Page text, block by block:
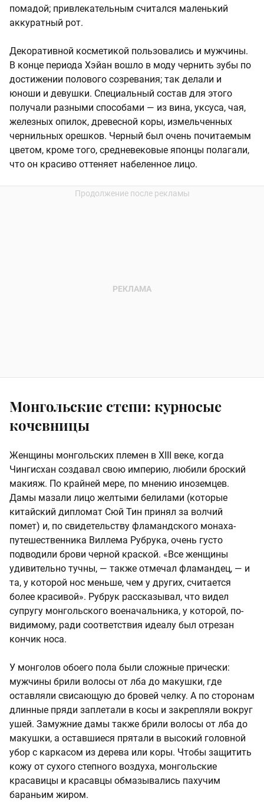
помадой; привлекательным считался маленький
аккуратный рот.
Декоративной косметикой пользовались и мужчины.
В конце периода Хэйан вошло в моду чернить зубы по
достижении полового созревания; так делали и
юноши и девушки. Специальный состав для этого
получали разными способами — из вина, уксуса, чая,
железных опилок, древесной коры, измельченных
чернильных орешков. Черный был очень почитаемым
цветом, кроме того, средневековые японцы полагали,
что он красиво оттеняет набеленное лицо.
Монгольские степи: курносые
кочевницы
Женщины монгольских племен в XIII веке, когда
Чингисхан создавал свою империю, любили броский
макияж. По крайней мере, по мнению иноземцев.
Дамы мазали лицо желтыми белилами (которые
китайский дипломат Сюй Тин принял за волчий
помет) и, по свидетельству фламандского монаха-
путешественника Виллема Рубрука, очень густо
подводили брови черной краской. «Все женщины
удивительно тучны, — также отмечал фламандец, — и
та, у которой нос меньше, чем у других, считается
более красивой». Рубрук рассказывал, что видел
супругу монгольского военачальника, у которой, по-
видимому, ради соответствия идеалу был отрезан
кончик носа.
У монголов обоего пола были сложные прически:
мужчины брили волосы от лба до макушки, где
оставляли свисающую до бровей челку. А по сторонам
длинные пряди заплетали в косы и закрепляли вокруг
ушей. Замужние дамы также брили волосы от лба до
макушки, а оставшиеся прятали в высокий головной
убор с каркасом из дерева или коры. Чтобы защитить
кожу от сухого степного воздуха, монгольские
красавицы и красавцы обмазывались пахучим
бараньим жиром.